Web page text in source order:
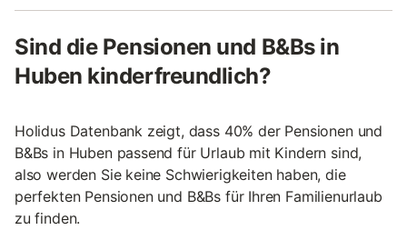
Sind die Pensionen und B&Bs in
Huben kinderfreundlich?
Holidus Datenbank zeigt, dass 40% der Pensionen und
B&Bs in Huben passend für Urlaub mit Kindern sind,
also werden Sie keine Schwierigkeiten haben, die
perfekten Pensionen und B&Bs für Ihren Familienurlaub
zu finden.